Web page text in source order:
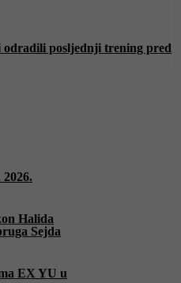
odradili posljednji trening pred
Halida
Sejda
EX YU u